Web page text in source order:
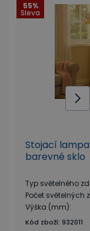
55%
Sleva
Stojací lampa
barevné sklo
Typ světelného
Počet světelných
Výška (mm):
Kód zboží: 932011